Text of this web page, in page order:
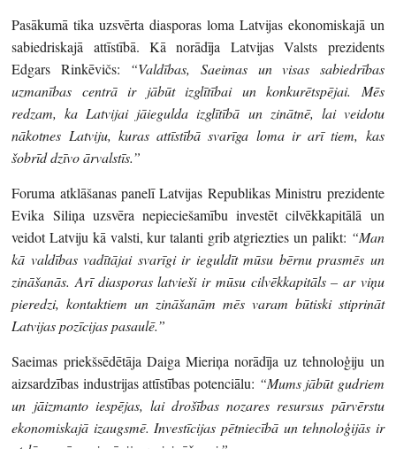
Pasākumā tika uzsvērta diasporas loma Latvijas ekonomiskajā un
sabiedriskajā attīstībā. Kā norādīja Latvijas Valsts prezidents
Edgars Rinkēvičs: “Valdības, Saeimas un visas sabiedrības
uzmanības centrā ir jābūt izglītībai un konkurētspējai. Mēs
redzam, ka Latvijai jāiegulda izglītībā un zinātnē, lai veidotu
nākotnes Latviju, kuras attīstībā svarīga loma ir arī tiem, kas
šobrīd dzīvo ārvalstīs.”
Foruma atklāšanas panelī Latvijas Republikas Ministru prezidente
Evika Siliņa uzsvēra nepieciešamību investēt cilvēkkapitālā un
veidot Latviju kā valsti, kur talanti grib atgriezties un palikt: “Man
kā valdības vadītājai svarīgi ir ieguldīt mūsu bērnu prasmēs un
zināšanās. Arī diasporas latvieši ir mūsu cilvēkkapitāls – ar viņu
pieredzi, kontaktiem un zināšanām mēs varam būtiski stiprināt
Latvijas pozīcijas pasaulē.”
Saeimas priekšsēdētāja Daiga Mieriņa norādīja uz tehnoloģiju un
aizsardzības industrijas attīstības potenciālu: “Mums jābūt gudriem
un jāizmanto iespējas, lai drošības nozares resursus pārvērstu
ekonomiskajā izaugsmē. Investīcijas pētniecībā un tehnoloģijās ir